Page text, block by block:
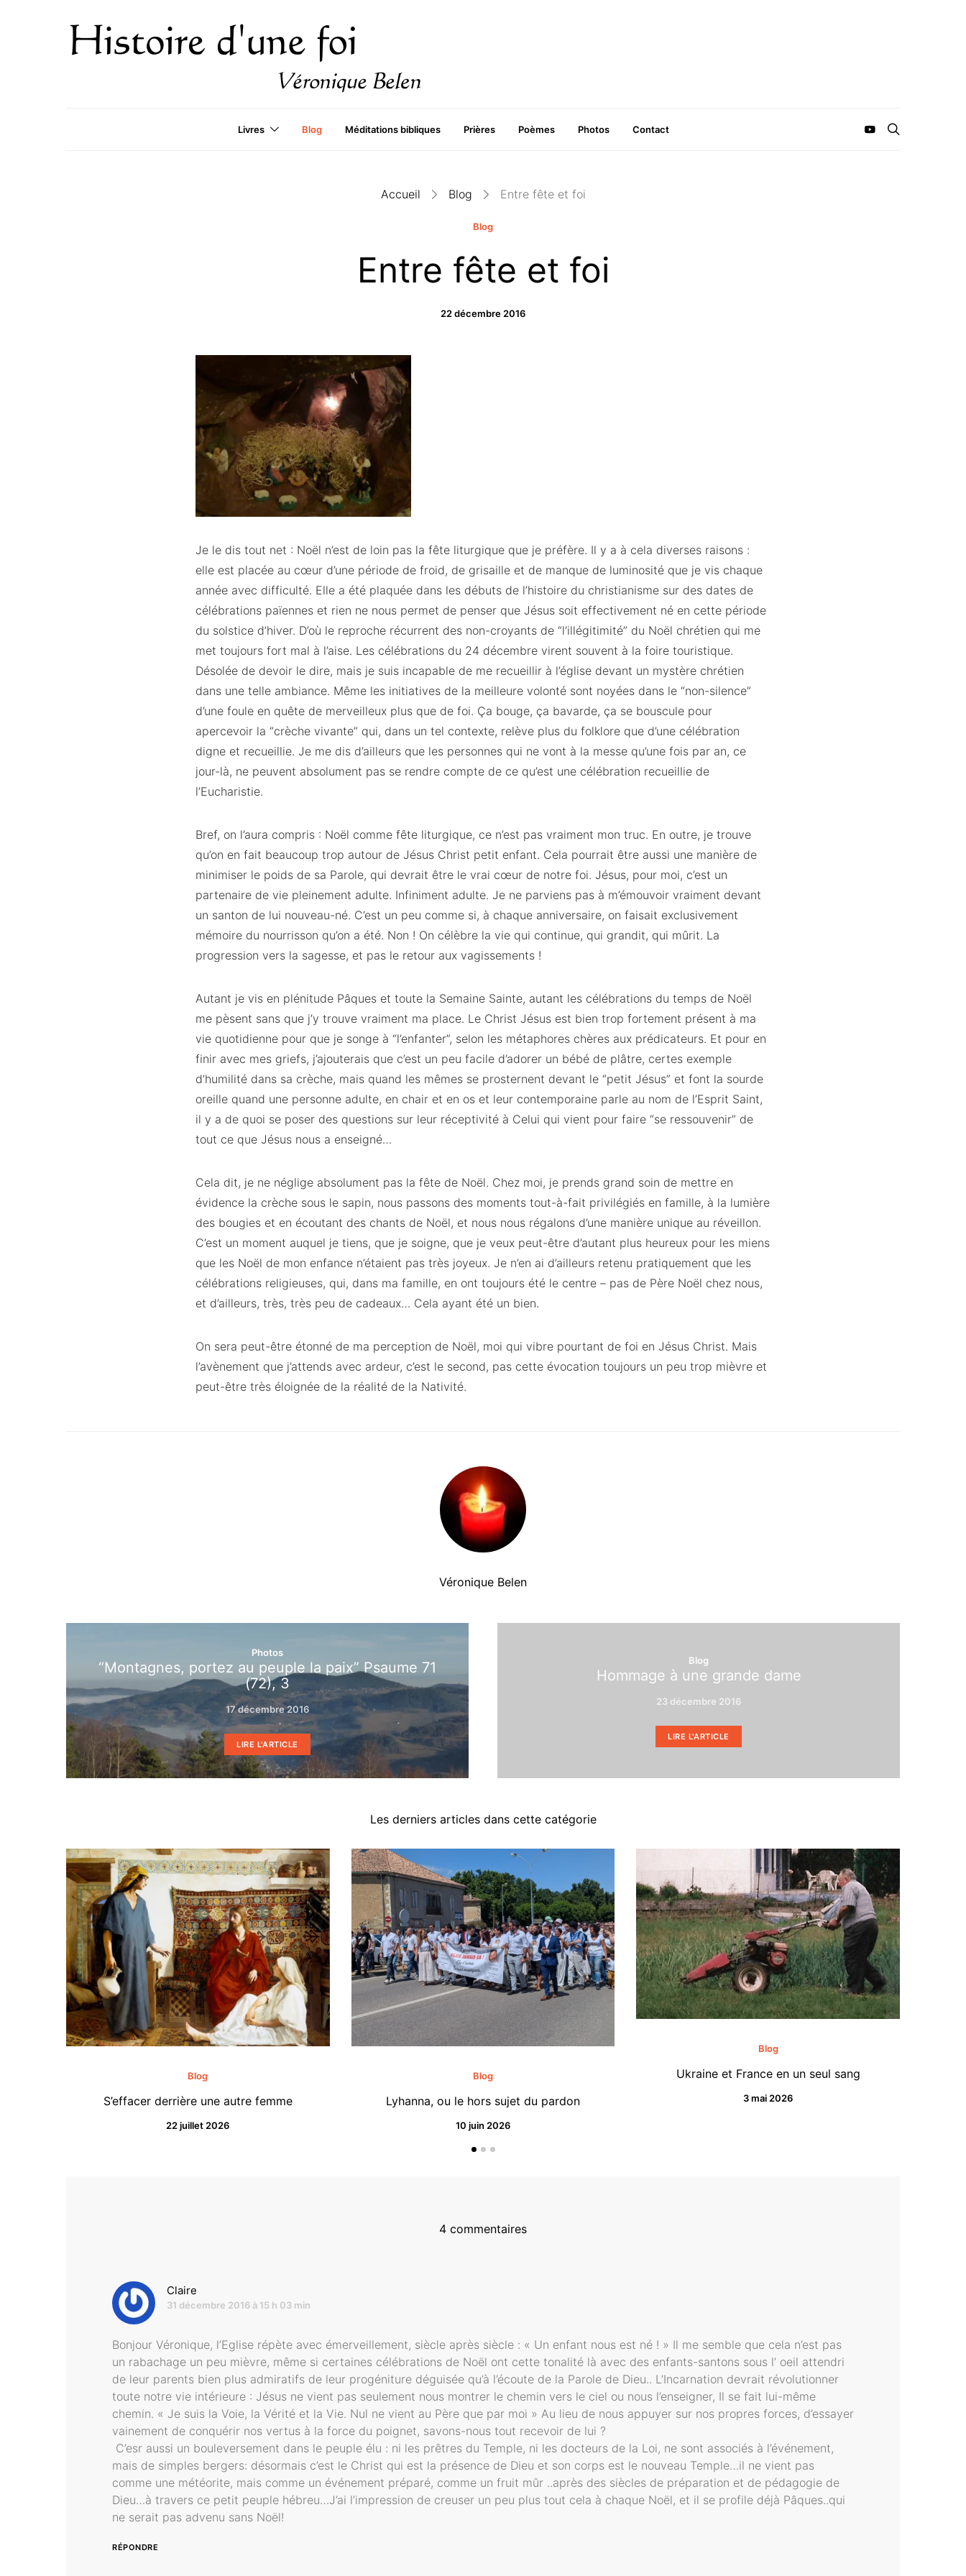
Livres Blog Méditations bibliques Prières Poèmes Photos Contact
Accueil Blog Entre fête et foi
Blog
Entre fête et foi
22 décembre 2016
Je le dis tout net : Noël n’est de loin pas la fête liturgique que je préfère. Il y a à cela diverses raisons :
elle est placée au cœur d’une période de froid, de grisaille et de manque de luminosité que je vis chaque
année avec difficulté. Elle a été plaquée dans les débuts de l’histoire du christianisme sur des dates de
célébrations païennes et rien ne nous permet de penser que Jésus soit effectivement né en cette période
du solstice d’hiver. D’où le reproche récurrent des non-croyants de “l’illégitimité” du Noël chrétien qui me
met toujours fort mal à l’aise. Les célébrations du 24 décembre virent souvent à la foire touristique.
Désolée de devoir le dire, mais je suis incapable de me recueillir à l’église devant un mystère chrétien
dans une telle ambiance. Même les initiatives de la meilleure volonté sont noyées dans le “non-silence”
d’une foule en quête de merveilleux plus que de foi. Ça bouge, ça bavarde, ça se bouscule pour
apercevoir la “crèche vivante” qui, dans un tel contexte, relève plus du folklore que d’une célébration
digne et recueillie. Je me dis d’ailleurs que les personnes qui ne vont à la messe qu’une fois par an, ce
jour-là, ne peuvent absolument pas se rendre compte de ce qu’est une célébration recueillie de
l’Eucharistie.
Bref, on l’aura compris : Noël comme fête liturgique, ce n’est pas vraiment mon truc. En outre, je trouve
qu’on en fait beaucoup trop autour de Jésus Christ petit enfant. Cela pourrait être aussi une manière de
minimiser le poids de sa Parole, qui devrait être le vrai cœur de notre foi. Jésus, pour moi, c’est un
partenaire de vie pleinement adulte. Infiniment adulte. Je ne parviens pas à m’émouvoir vraiment devant
un santon de lui nouveau-né. C’est un peu comme si, à chaque anniversaire, on faisait exclusivement
mémoire du nourrisson qu’on a été. Non ! On célèbre la vie qui continue, qui grandit, qui mûrit. La
progression vers la sagesse, et pas le retour aux vagissements !
Autant je vis en plénitude Pâques et toute la Semaine Sainte, autant les célébrations du temps de Noël
me pèsent sans que j’y trouve vraiment ma place. Le Christ Jésus est bien trop fortement présent à ma
vie quotidienne pour que je songe à “l’enfanter”, selon les métaphores chères aux prédicateurs. Et pour en
finir avec mes griefs, j’ajouterais que c’est un peu facile d’adorer un bébé de plâtre, certes exemple
d’humilité dans sa crèche, mais quand les mêmes se prosternent devant le “petit Jésus” et font la sourde
oreille quand une personne adulte, en chair et en os et leur contemporaine parle au nom de l’Esprit Saint,
il y a de quoi se poser des questions sur leur réceptivité à Celui qui vient pour faire “se ressouvenir” de
tout ce que Jésus nous a enseigné…
Cela dit, je ne néglige absolument pas la fête de Noël. Chez moi, je prends grand soin de mettre en
évidence la crèche sous le sapin, nous passons des moments tout-à-fait privilégiés en famille, à la lumière
des bougies et en écoutant des chants de Noël, et nous nous régalons d’une manière unique au réveillon.
C’est un moment auquel je tiens, que je soigne, que je veux peut-être d’autant plus heureux pour les miens
que les Noël de mon enfance n’étaient pas très joyeux. Je n’en ai d’ailleurs retenu pratiquement que les
célébrations religieuses, qui, dans ma famille, en ont toujours été le centre – pas de Père Noël chez nous,
et d’ailleurs, très, très peu de cadeaux… Cela ayant été un bien.
On sera peut-être étonné de ma perception de Noël, moi qui vibre pourtant de foi en Jésus Christ. Mais
l’avènement que j’attends avec ardeur, c’est le second, pas cette évocation toujours un peu trop mièvre et
peut-être très éloignée de la réalité de la Nativité.
Véronique Belen
Photos
“Montagnes, portez au peuple la paix” Psaume 71
(72), 3
17 décembre 2016
LIRE L'ARTICLE
Blog
Hommage à une grande dame
23 décembre 2016
LIRE L'ARTICLE
Les derniers articles dans cette catégorie
Blog
S’effacer derrière une autre femme
22 juillet 2026
Blog
Lyhanna, ou le hors sujet du pardon
10 juin 2026
Blog
Ukraine et France en un seul sang
3 mai 2026
4 commentaires
Claire
31 décembre 2016 à 15 h 03 min
Bonjour Véronique, l’Eglise répète avec émerveillement, siècle après siècle : « Un enfant nous est né ! » Il me semble que cela n’est pas
un rabachage un peu mièvre, même si certaines célébrations de Noël ont cette tonalité là avec des enfants-santons sous l’ oeil attendri
de leur parents bien plus admiratifs de leur progéniture déguisée qu’à l’écoute de la Parole de Dieu.. L’Incarnation devrait révolutionner
toute notre vie intérieure : Jésus ne vient pas seulement nous montrer le chemin vers le ciel ou nous l’enseigner, Il se fait lui-même
chemin. « Je suis la Voie, la Vérité et la Vie. Nul ne vient au Père que par moi » Au lieu de nous appuyer sur nos propres forces, d’essayer
vainement de conquérir nos vertus à la force du poignet, savons-nous tout recevoir de lui ?
C’esr aussi un bouleversement dans le peuple élu : ni les prêtres du Temple, ni les docteurs de la Loi, ne sont associés à l’événement,
mais de simples bergers: désormais c’est le Christ qui est la présence de Dieu et son corps est le nouveau Temple…il ne vient pas
comme une météorite, mais comme un événement préparé, comme un fruit mûr ..après des siècles de préparation et de pédagogie de
Dieu…à travers ce petit peuple hébreu…J’ai l’impression de creuser un peu plus tout cela à chaque Noël, et il se profile déjà Pâques..qui
ne serait pas advenu sans Noël!
RÉPONDRE